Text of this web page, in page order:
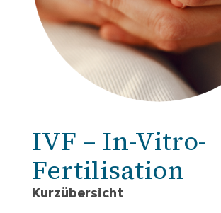
IVF – In-Vitro-
Fertilisation
Kurzübersicht